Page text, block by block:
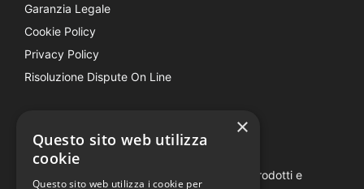
Garanzia Legale
Cookie Policy
Privacy Policy
Risoluzione Dispute On Line
Be Social
Seguici e rimani aggiornato su tutti i nostri prodotti e
×
Questo sito web utilizza
cookie
Questo sito web utilizza i cookie per